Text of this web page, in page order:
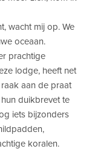
wacht mij op. We
oceaan.
prachtige
lodge, heeft net
aan de praat
duikbrevet te
iets bijzonders
koralen.